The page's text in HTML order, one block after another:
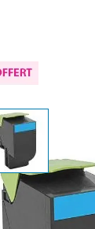
View larger